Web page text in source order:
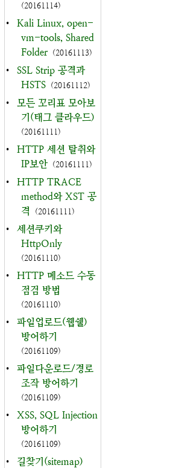
(20161114)
•
Kali Linux, open-
vm-tools, Shared
Folder (20161113)
•
SSL Strip 공격과
HSTS (20161112)
•
모든 꼬리표 모아보
기(태그 클라우드)
(20161111)
•
HTTP 세션 탈취와
IP보안 (20161111)
•
HTTP TRACE
method와 XST 공
격
(20161111)
•
세션쿠키와
HttpOnly
(20161110)
•
HTTP 메소드 수동
점검 방법
(20161110)
•
파일업로드(웹쉘)
방어하기
(20161109)
•
파일다운로드/경로
조작 방어하기
(20161109)
•
XSS, SQL Injection
방어하기
(20161109)
• 길찾기(sitemap)